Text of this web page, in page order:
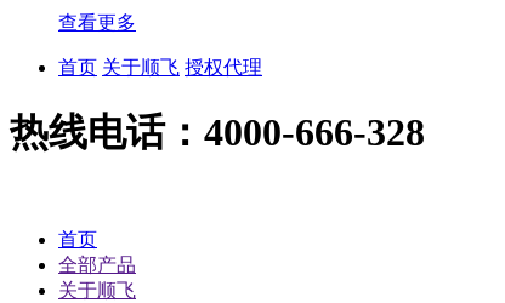
查看更多
首页 关于顺飞 授权代理
热线电话：4000-666-328
首页
全部产品
关于顺飞